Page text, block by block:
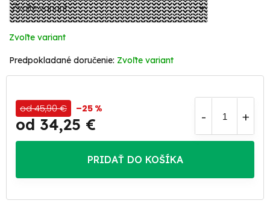
Zvoľte variant
Zvoľte variant
od 45,90 € –25 %
od 34,25 €
Jednotková
PRIDAŤ DO KOŠÍKA